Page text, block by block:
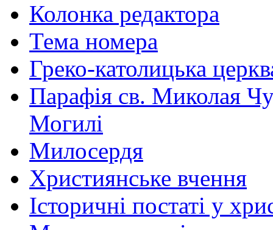
Колонка редактора
Тема номера
Греко-католицька
Парафія св. Миколая
Могилі
Милосердя
Християнське вчення
Історичні постаті у